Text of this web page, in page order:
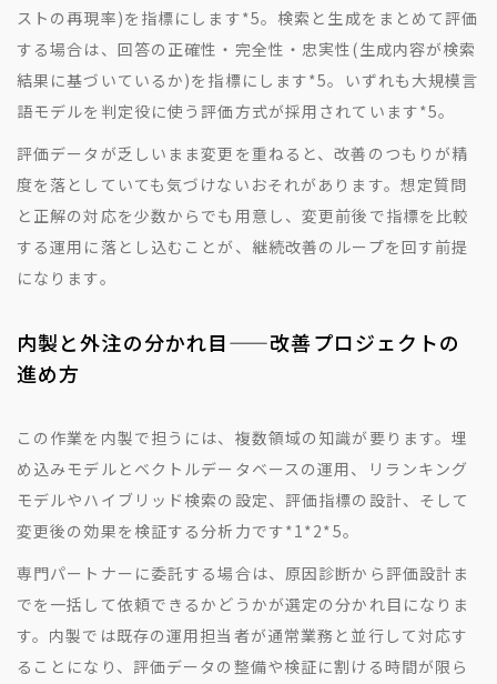
ストの再現率)を指標にします*5。検索と生成をまとめて評価
する場合は、回答の正確性・完全性・忠実性(生成内容が検索
結果に基づいているか)を指標にします*5。いずれも大規模言
語モデルを判定役に使う評価方式が採用されています*5。
評価データが乏しいまま変更を重ねると、改善のつもりが精
度を落としていても気づけないおそれがあります。想定質問
と正解の対応を少数からでも用意し、変更前後で指標を比較
する運用に落とし込むことが、継続改善のループを回す前提
になります。
内製と外注の分かれ目——改善プロジェクトの
進め方
この作業を内製で担うには、複数領域の知識が要ります。埋
め込みモデルとベクトルデータベースの運用、リランキング
モデルやハイブリッド検索の設定、評価指標の設計、そして
変更後の効果を検証する分析力です*1*2*5。
専門パートナーに委託する場合は、原因診断から評価設計ま
でを一括して依頼できるかどうかが選定の分かれ目になりま
す。内製では既存の運用担当者が通常業務と並行して対応す
ることになり、評価データの整備や検証に割ける時間が限ら